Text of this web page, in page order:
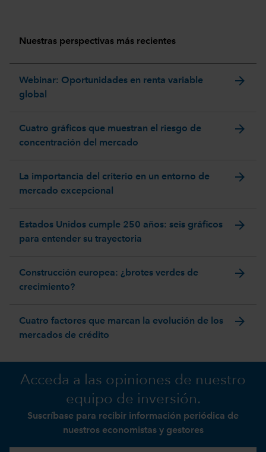
Nuestras perspectivas más recientes
Webinar: Oportunidades en renta variable
global
arrow_forward
Cuatro gráficos que muestran el riesgo de
concentración del mercado
arrow_forward
La importancia del criterio en un entorno de
mercado excepcional
arrow_forward
Estados Unidos cumple 250 años: seis gráficos
para entender su trayectoria
arrow_forward
Construcción europea: ¿brotes verdes de
crecimiento?
arrow_forward
Cuatro factores que marcan la evolución de los
mercados de crédito
arrow_forward
Acceda a las opiniones de nuestro
equipo de inversión.
Suscríbase para recibir información periódica de
nuestros economistas y gestores